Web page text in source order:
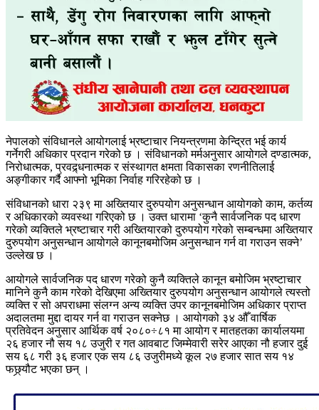
नेपालको संविधानले आयोगलाई भ्रष्टाचार नियन्त्रणमा केन्द्रित भई कार्य
गर्नेगरी अधिकार प्रदान गरेको छ । संविधानको मर्मअनुसार आयोगले दण्डात्मक,
निरोधात्मक, प्रवद्र्धनात्मक र संस्थागत क्षमता विकासका रणनीतिलाई
अङ्गीकार गर्दै आफ्नो भूमिका निर्वाह गरिरहेको छ ।
संविधानको धारा २३९ मा अख्तियार दुरुपयोग अनुसन्धान आयोगको काम, कर्तव्य
र अधिकारको व्यवस्था गरिएको छ । उक्त धारामा ‘कुनै सार्वजनिक पद धारण
गरेको व्यक्तिले भ्रष्टाचार गरी अख्तियारको दुरुपयोग गरेको सम्बन्धमा अख्तियार
दुरुपयोग अनुसन्धान आयोगले कानूनबमोजिम अनुसन्धान गर्न वा गराउन सक्ने’
उल्लेख छ ।
आयोगले सार्वजनिक पद धारण गरेको कुनै व्यक्तिले कानून बमोजिम भ्रष्टाचार
मानिने कुनै काम गरेको देखिएमा अख्तियार दुरुपयोग अनुसन्धान आयोगले त्यस्तो
व्यक्ति र सो अपराधमा संलग्न अन्य व्यक्ति उपर कानूनबमोजिम अधिकार प्राप्त
अदालतमा मुद्दा दायर गर्न वा गराउन सक्नेछ । आयोगको ३४ औँ वार्षिक
प्रतिवेदन अनुसार आर्थिक वर्ष २०८०÷८१ मा आयोग र मातहतका कार्यालयमा
२६ हजार नौ सय १८ उजुरी र गत आवबाट जिम्मेवारी सरेर आएका नौ हजार दुई
सय ६८ गरी ३६ हजार एक सय ८६ उजुरीमध्ये कूल २७ हजार सात सय १४
फछ्र्यौट भएका छन् ।